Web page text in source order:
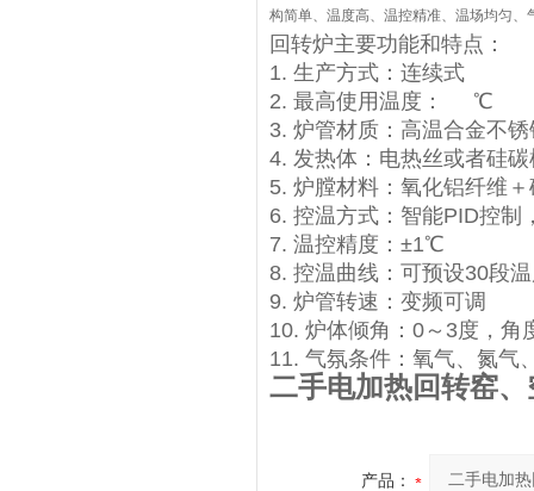
构简单、温度高、温控精准、温场均匀
回转炉主要功能和特点：
1. 生产方式：连续式
2. 最高使用温度： ℃
3. 炉管材质：高温合金不锈
4. 发热体：电热丝或者硅碳
5. 炉膛材料：氧化铝纤维
6. 控温方式：智能PID控制
7. 温控精度：±1℃
8. 控温曲线：可预设30段
9. 炉管转速：变频可调
10. 炉体倾角：0～3度，角
11. 气氛条件：氧气、氮气
二手电加热回转窑
产品：